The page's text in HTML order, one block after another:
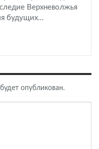
Верхневолжья
будущих…
опубликован.